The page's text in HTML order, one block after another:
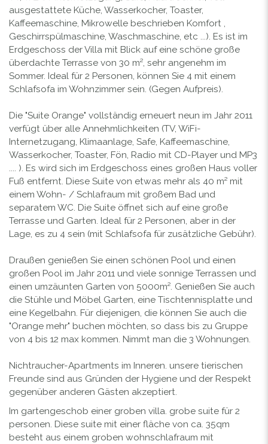
ausgestattete Küche, Wasserkocher, Toaster,
Kaffeemaschine, Mikrowelle beschrieben Komfort ,
Geschirrspülmaschine, Waschmaschine, etc ...). Es ist im
Erdgeschoss der Villa mit Blick auf eine schöne große
überdachte Terrasse von 30 m², sehr angenehm im
Sommer. Ideal für 2 Personen, können Sie 4 mit einem
Schlafsofa im Wohnzimmer sein. (Gegen Aufpreis).
Die "Suite Orange" vollständig erneuert neun im Jahr 2011
verfügt über alle Annehmlichkeiten (TV, WiFi-
Internetzugang, Klimaanlage, Safe, Kaffeemaschine,
Wasserkocher, Toaster, Fön, Radio mit CD-Player und MP3
.... ). Es wird sich im Erdgeschoss eines großen Haus voller
Fuß entfernt. Diese Suite von etwas mehr als 40 m² mit
einem Wohn- / Schlafraum mit großem Bad und
separatem WC. Die Suite öffnet sich auf eine große
Terrasse und Garten. Ideal für 2 Personen, aber in der
Lage, es zu 4 sein (mit Schlafsofa für zusätzliche Gebühr).
Draußen genießen Sie einen schönen Pool und einen
großen Pool im Jahr 2011 und viele sonnige Terrassen und
einen umzäunten Garten von 5000m². Genießen Sie auch
die Stühle und Möbel Garten, eine Tischtennisplatte und
eine Kegelbahn. Für diejenigen, die können Sie auch die
"Orange mehr" buchen möchten, so dass bis zu Gruppe
von 4 bis 12 max kommen. Nimmt man die 3 Wohnungen.
Nichtraucher-Apartments im Inneren. unsere tierischen
Freunde sind aus Gründen der Hygiene und der Respekt
gegenüber anderen Gästen akzeptiert.
Im gartengeschob einer groben villa. grobe suite für 2
personen. Diese suite mit einer fläche von ca. 35qm
besteht aus einem groben wohnschlafraum mit